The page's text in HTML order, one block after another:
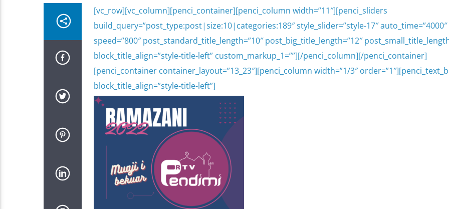
[vc_row][vc_column][penci_container][penci_column width=”11″][penci_sliders
build_query=”post_type:post|size:10|categories:189″ style_slider=”style-17″ auto_time=”4000″
speed=”800″ post_standard_title_length=”10″ post_big_title_length=”12″
block_title_align=”style-title-left” custom_markup_1=””][/penci_column][/penci_container]
[penci_container container_layout=”13_23″][penci_column width=”1/3″
block_title_align=”style-title-left”]